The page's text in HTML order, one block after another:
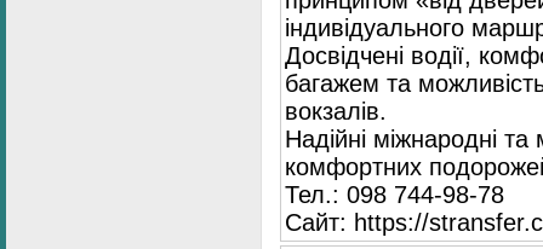
індивідуального
Досвідчені водії,
багажем та
вокзалів.
Надійні міжнародні
комфортних
Тел.: 098 744-98-78
Сайт: https://